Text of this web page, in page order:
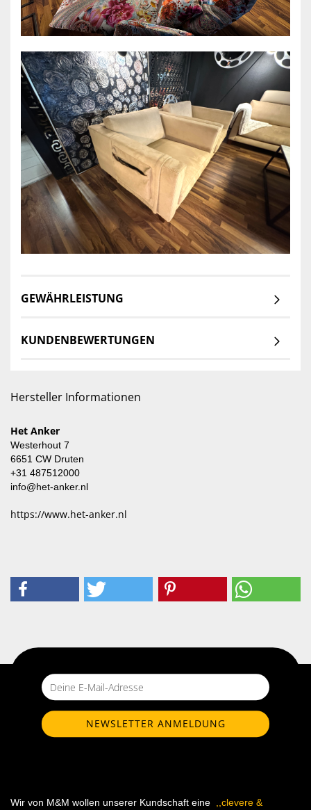
GEWÄHRLEISTUNG
KUNDENBEWERTUNGEN
Hersteller Informationen
Het Anker
Westerhout 7
6651 CW Druten
+31 487512000
info@het-anker.nl
https://www.het-anker.nl
Wir von M&M wollen unserer Kundschaft eine ,,clevere &